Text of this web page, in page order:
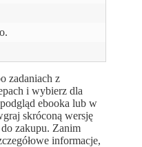
zadaniach z
i wybierz dla
ebooka lub w
skróconą wersję
zakupu. Zanim
informacje,